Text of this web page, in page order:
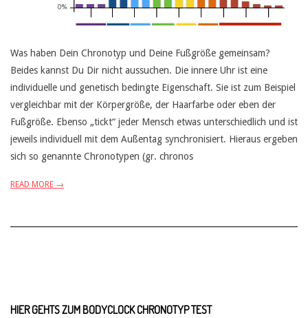
Was haben Dein Chronotyp und Deine Fußgröße gemeinsam?
Beides kannst Du Dir nicht aussuchen. Die innere Uhr ist eine
individuelle und genetisch bedingte Eigenschaft. Sie ist zum Beispiel
vergleichbar mit der Körpergröße, der Haarfarbe oder eben der
Fußgröße. Ebenso „tickt“ jeder Mensch etwas unterschiedlich und ist
jeweils individuell mit dem Außentag synchronisiert. Hieraus ergeben
sich so genannte Chronotypen (gr. chronos
READ MORE →
HIER GEHTS ZUM BODYCLOCK CHRONOTYP TEST